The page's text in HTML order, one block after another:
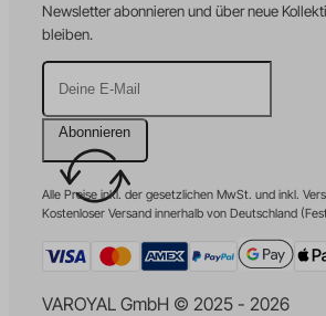
Newsletter abonnieren und über neue
bleiben.
Abonnieren
Alle Preise inkl. der gesetzlichen MwSt. und inkl.
Kostenloser Versand innerhalb von Deutschland
VAROYAL GmbH © 2025 - 2026